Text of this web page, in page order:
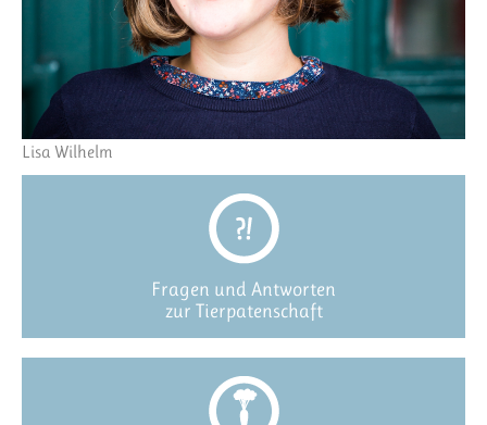
Lisa Wilhelm
Fragen und Antworten
zur Tierpatenschaft